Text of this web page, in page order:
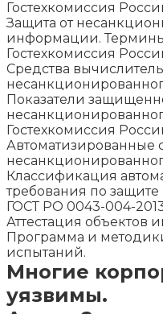
Гостехкомиссия
Защита от
информации.
Гостехкомиссия
Средства
Показатели
Гостехкомиссия
Автоматизированные
Классификация
требования по
ГОСТ РО 0043-004-
Аттестация объектов
Программа и
испытаний.
Многие
уязвимы.